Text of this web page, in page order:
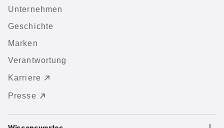
Unternehmen
Geschichte
Marken
Verantwortung
Karriere
Presse